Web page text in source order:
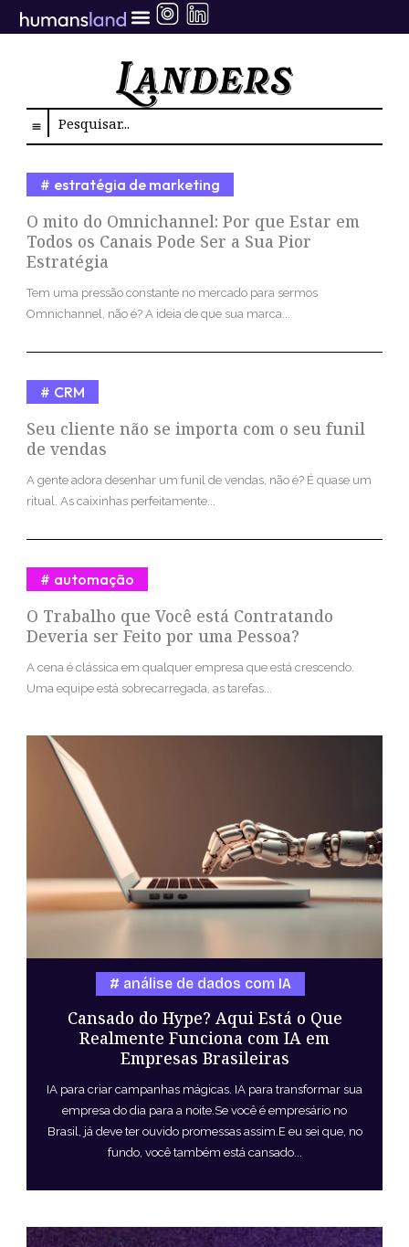
para
Search
O mito do Omnichannel: Por que Estar em
Todos os Canais Pode Ser a Sua Pior
Estratégia
estratégia de marketing
Tem uma pressão constante no mercado para sermos
Omnichannel, não é? A ideia de que sua marca...
Seu cliente não se importa com o seu funil
de vendas
CRM
A gente adora desenhar um funil de vendas, não é? É quase um
ritual. As caixinhas perfeitamente...
O Trabalho que Você está Contratando
Deveria ser Feito por uma Pessoa?
automação
A cena é clássica em qualquer empresa que está crescendo.
Uma equipe está sobrecarregada, as tarefas...
Cansado do Hype? Aqui Está o Que
Realmente Funciona com IA em
Empresas Brasileiras
análise de dados com IA
IA para criar campanhas mágicas. IA para transformar sua
empresa do dia para a noite.Se você é empresário no
Brasil, já deve ter ouvido promessas assim.E eu sei que, no
fundo, você também está cansado...